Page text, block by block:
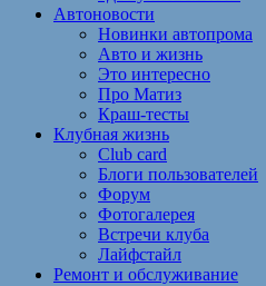
Автоновости
Новинки автопрома
Авто и жизнь
Это интересно
Про Матиз
Краш-тесты
Клубная жизнь
Club card
Блоги пользователей
Форум
Фотогалерея
Встречи клуба
Лайфстайл
Ремонт и обслуживание